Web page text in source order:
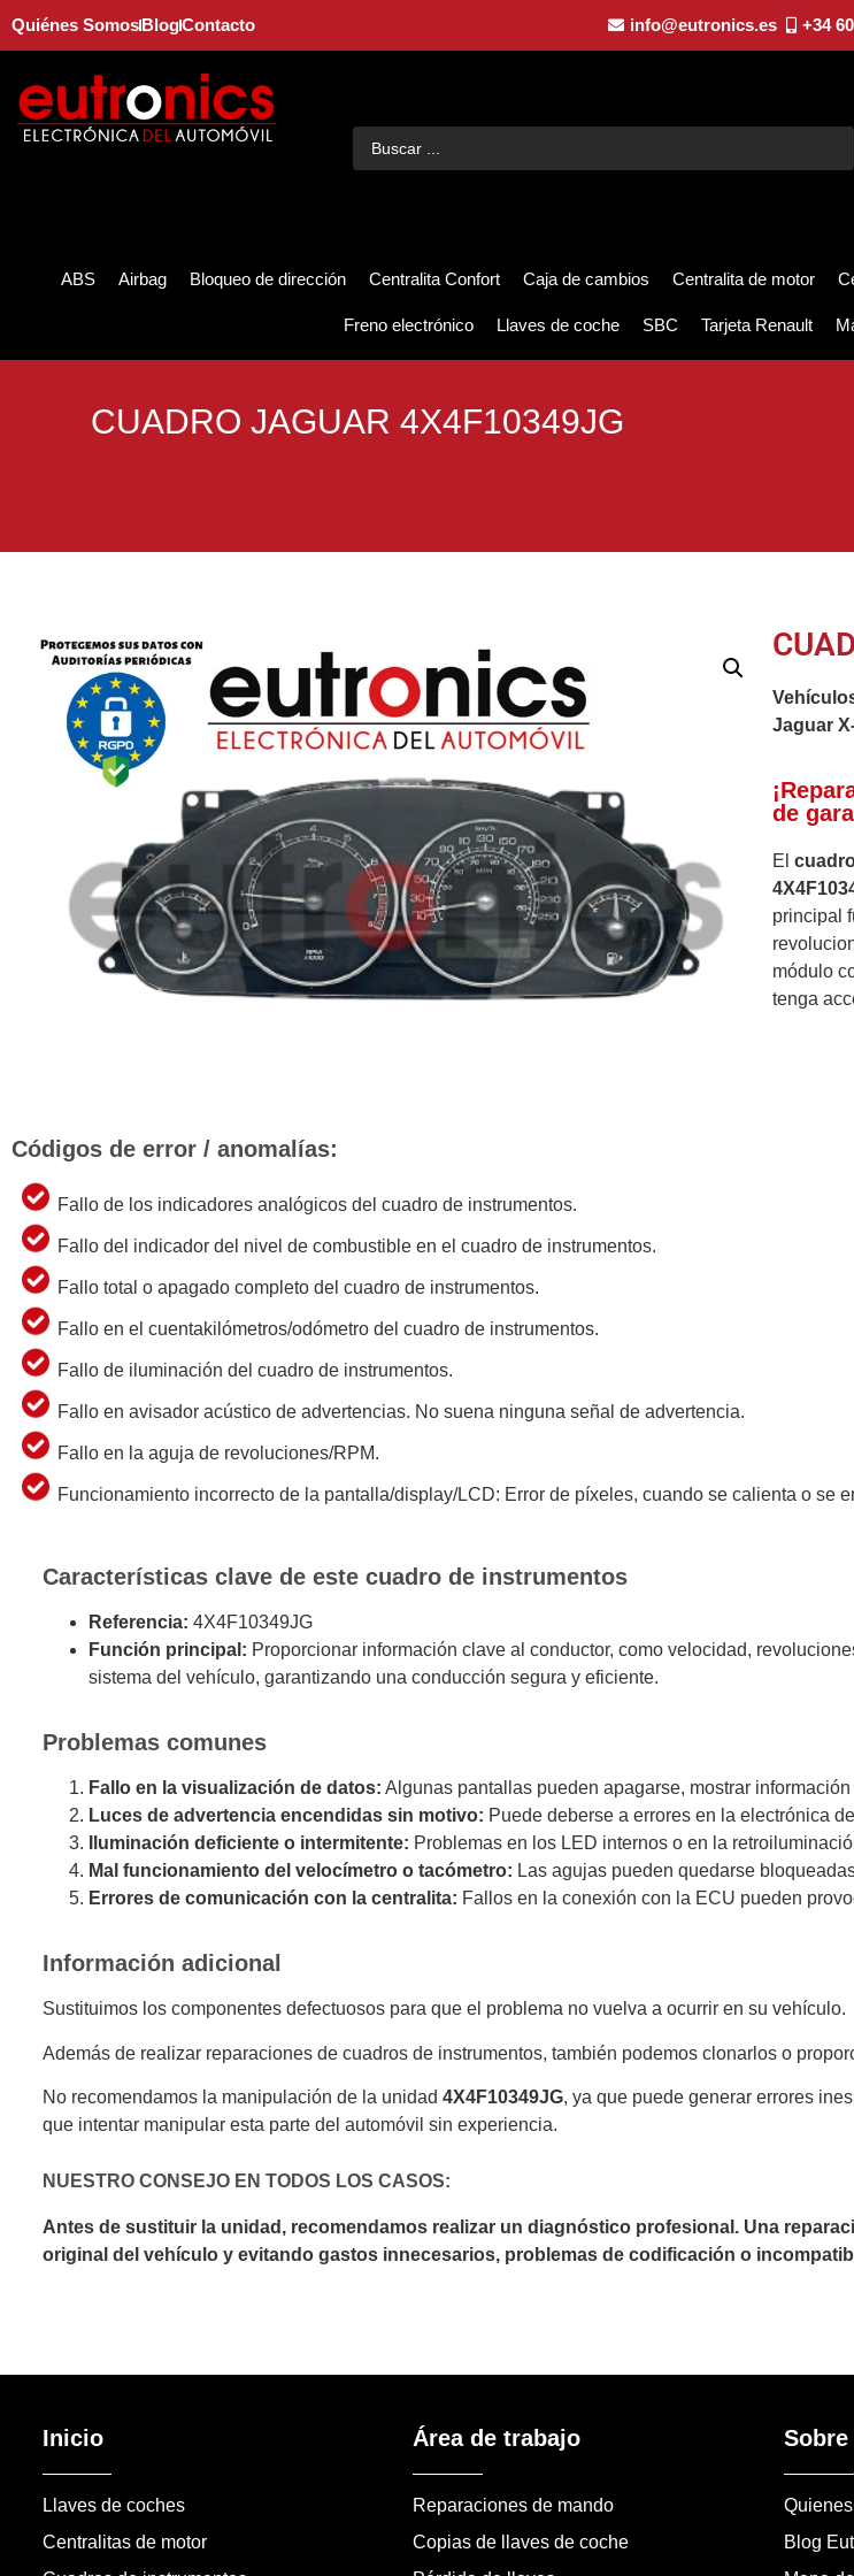
Quiénes SomosBlogContacto info@eutronics.es +34
ABS Airbag Bloqueo de dirección Centralita Confort Caja de cambios Centralita de motor
Freno electrónico Llaves de coche SBC Tarjeta Renault
CUADRO JAGUAR 4X4F10349JG
Jaguar
de
El
principal
módulo
tenga
Códigos de error / anomalías:
Fallo de los indicadores analógicos del cuadro de instrumentos.
Fallo del indicador del nivel de combustible en el cuadro de instrumentos.
Fallo total o apagado completo del cuadro de instrumentos.
Fallo en el cuentakilómetros/odómetro del cuadro de instrumentos.
Fallo de iluminación del cuadro de instrumentos.
Fallo en avisador acústico de advertencias. No suena ninguna señal de advertencia.
Fallo en la aguja de revoluciones/RPM.
Funcionamiento incorrecto de la pantalla/display/LCD: Error de píxeles, cuando se calienta o se
Características clave de este cuadro de instrumentos
Referencia: 4X4F10349JG
Función principal: Proporcionar información clave al conductor, como velocidad,
sistema del vehículo, garantizando una conducción segura y eficiente.
Problemas comunes
Fallo en la visualización de datos: Algunas pantallas pueden apagarse, mostrar
Luces de advertencia encendidas sin motivo: Puede deberse a errores en la electrónica
Iluminación deficiente o intermitente: Problemas en los LED internos o en la
Mal funcionamiento del velocímetro o tacómetro: Las agujas pueden quedarse
Errores de comunicación con la centralita: Fallos en la conexión con la ECU pueden
Información adicional
Sustituimos los componentes defectuosos para que el problema no vuelva a ocurrir en su vehículo.
Además de realizar reparaciones de cuadros de instrumentos, también podemos clonarlos o
No recomendamos la manipulación de la unidad 4X4F10349JG, ya que puede generar errores
que intentar manipular esta parte del automóvil sin experiencia.
NUESTRO CONSEJO EN TODOS LOS CASOS:
Antes de sustituir la unidad, recomendamos realizar un diagnóstico profesional. Una
original del vehículo y evitando gastos innecesarios, problemas de codificación o
Inicio
Llaves de coches
Centralitas de motor
Área de trabajo
Reparaciones de mando
Copias de llaves de coche
Blog